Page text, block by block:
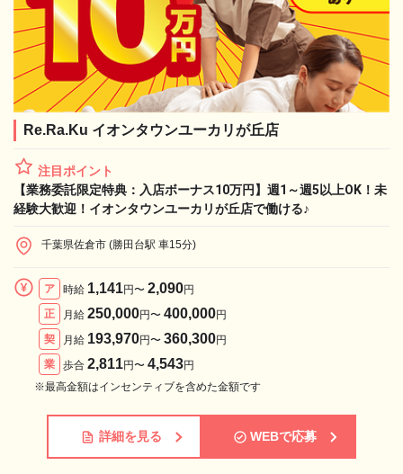
Re.Ra.Ku イオンタウンユーカリが丘店
注目ポイント
【業務委託限定特典：入店ボーナス10万円】週1～週5以上OK！未
経験大歓迎！イオンタウンユーカリが丘店で働ける♪
千葉県佐倉市 (勝田台駅 車15分)
ア 時給 1,141円〜 2,090円
正
月給 250,000円〜 400,000円
契
月給 193,970円〜 360,300円
業
歩合 2,811円〜 4,543円
※最高金額はインセンティブを含めた金額です
詳細を見る WEBで応募